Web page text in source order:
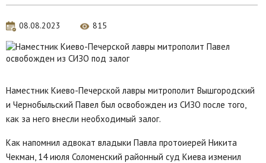
08.08.2023 815
Наместник Киево-Печерской лавры митрополит Вышгородский
и Чернобыльский Павел был освобожден из СИЗО после того,
как за него внесли необходимый залог.
Как напомнил адвокат владыки Павла протоиерей Никита
Чекман, 14 июля Соломенский районный суд Киева изменил